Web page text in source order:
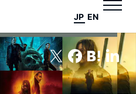
JP EN